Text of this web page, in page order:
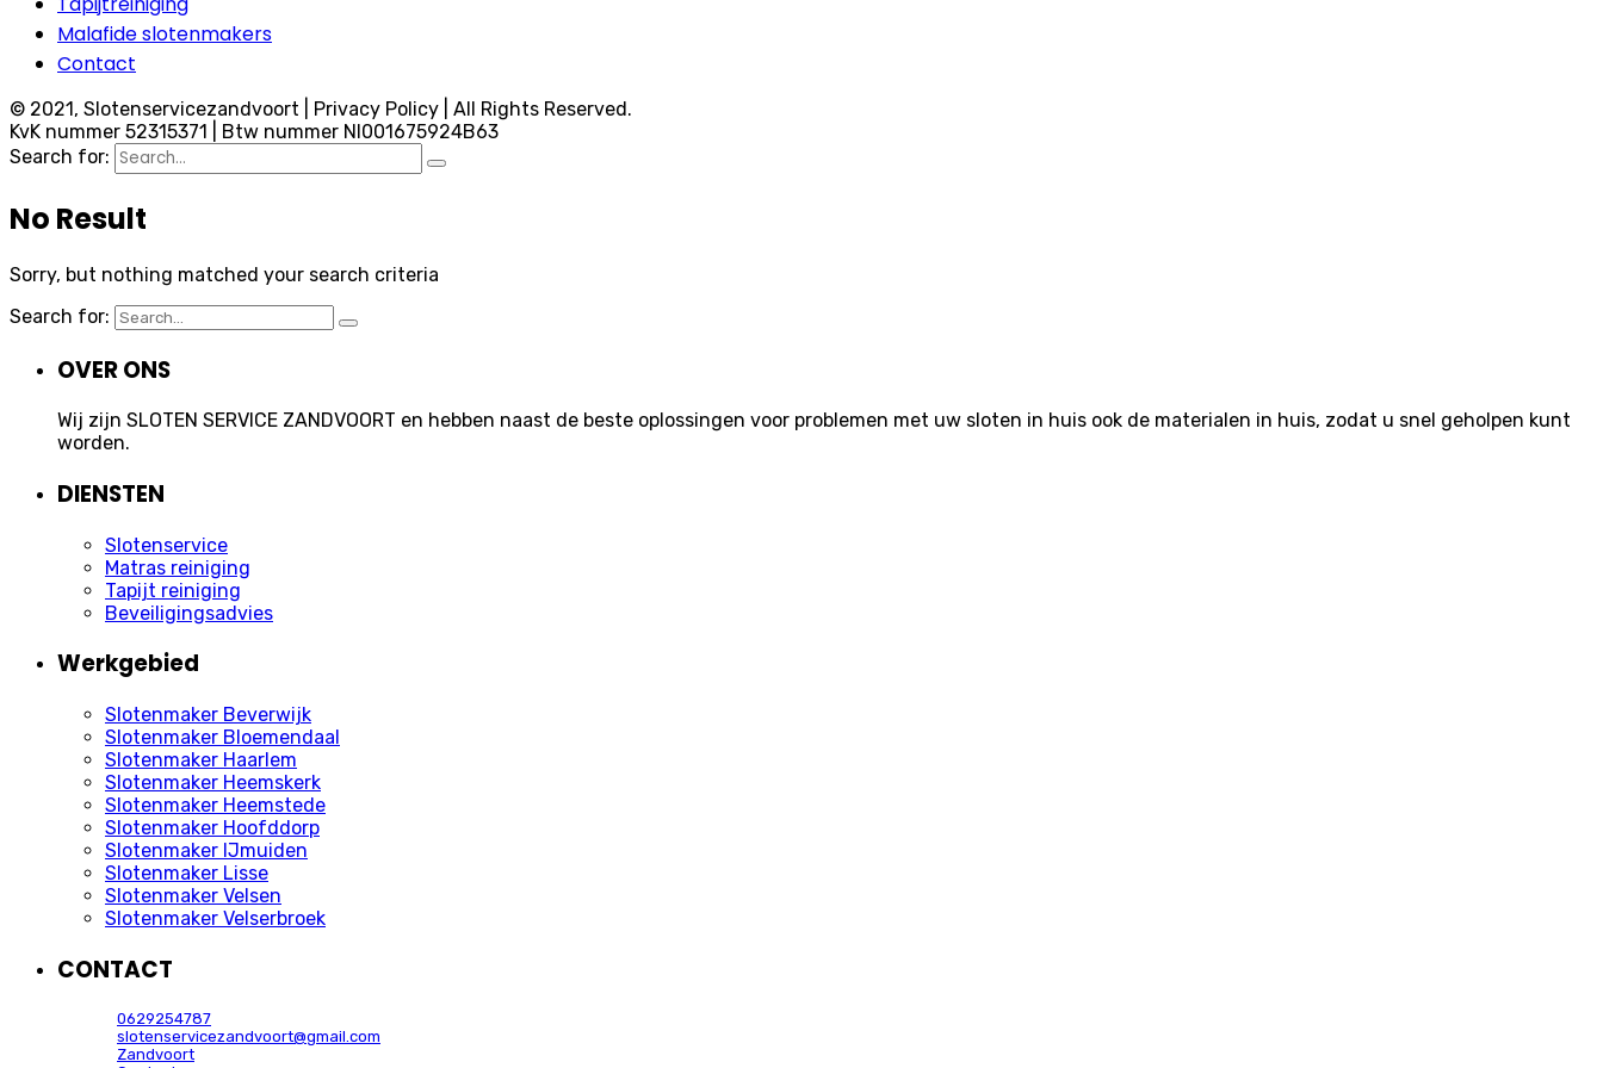
Malafide slotenmakers
Contact
© 2021, Slotenservicezandvoort | Privacy Policy | All Rights Reserved.
KvK nummer 52315371 | Btw nummer Nl001675924B63
Search for:
No Result
Sorry, but nothing matched your search criteria
Search for:
OVER ONS
Wij zijn SLOTEN SERVICE ZANDVOORT en hebben naast de beste oplossingen voor problemen met uw sloten in huis ook de materialen in huis, zodat u snel geholpen kunt
worden.
DIENSTEN
Slotenservice
Matras reiniging
Tapijt reiniging
Beveiligingsadvies
Werkgebied
Slotenmaker Beverwijk
Slotenmaker Bloemendaal
Slotenmaker Haarlem
Slotenmaker Heemskerk
Slotenmaker Heemstede
Slotenmaker Hoofddorp
Slotenmaker IJmuiden
Slotenmaker Lisse
Slotenmaker Velsen
Slotenmaker Velserbroek
CONTACT
0629254787
slotenservicezandvoort@gmail.com
Zandvoort